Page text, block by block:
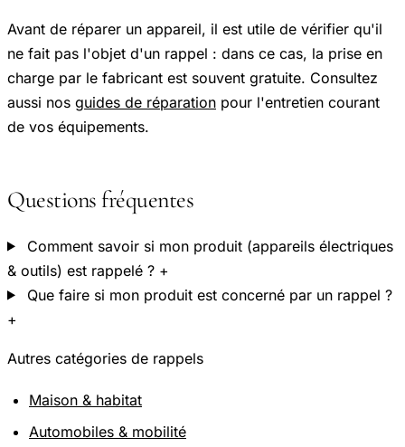
Avant de réparer un appareil, il est utile de vérifier qu'il
ne fait pas l'objet d'un rappel : dans ce cas, la prise en
charge par le fabricant est souvent gratuite. Consultez
aussi nos guides de réparation pour l'entretien courant
de vos équipements.
Questions fréquentes
Comment savoir si mon produit (appareils électriques
& outils) est rappelé ? +
Que faire si mon produit est concerné par un rappel ?
+
Autres catégories de rappels
Maison & habitat
Automobiles & mobilité